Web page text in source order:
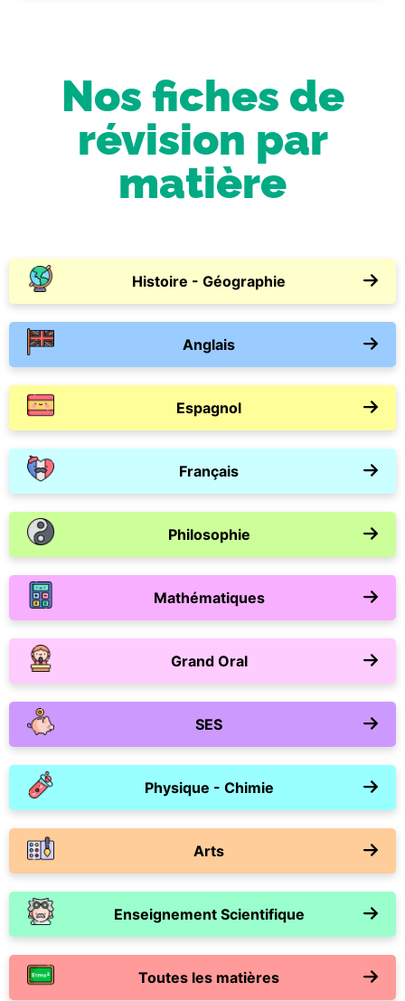
Nos fiches de
révision par
matière
Histoire - Géographie
Anglais
Espagnol
Français
Philosophie
Mathématiques
Grand Oral
SES
Physique - Chimie
Arts
Enseignement Scientifique
Toutes les matières